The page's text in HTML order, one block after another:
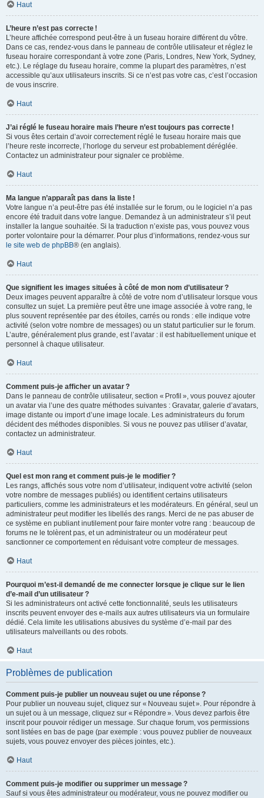
Haut
L’heure n’est pas correcte !
L’heure affichée correspond peut-être à un fuseau horaire différent du vôtre.
Dans ce cas, rendez-vous dans le panneau de contrôle utilisateur et réglez le
fuseau horaire correspondant à votre zone (Paris, Londres, New York, Sydney,
etc.). Le réglage du fuseau horaire, comme la plupart des paramètres, n’est
accessible qu’aux utilisateurs inscrits. Si ce n’est pas votre cas, c’est l’occasion
de vous inscrire.
Haut
J’ai réglé le fuseau horaire mais l’heure n’est toujours pas correcte !
Si vous êtes certain d’avoir correctement réglé le fuseau horaire mais que
l’heure reste incorrecte, l’horloge du serveur est probablement déréglée.
Contactez un administrateur pour signaler ce problème.
Haut
Ma langue n’apparaît pas dans la liste !
Votre langue n’a peut-être pas été installée sur le forum, ou le logiciel n’a pas
encore été traduit dans votre langue. Demandez à un administrateur s’il peut
installer la langue souhaitée. Si la traduction n’existe pas, vous pouvez vous
porter volontaire pour la démarrer. Pour plus d’informations, rendez-vous sur
le site web de phpBB® (en anglais).
Haut
Que signifient les images situées à côté de mon nom d’utilisateur ?
Deux images peuvent apparaître à côté de votre nom d’utilisateur lorsque vous
consultez un sujet. La première peut être une image associée à votre rang, le
plus souvent représentée par des étoiles, carrés ou ronds : elle indique votre
activité (selon votre nombre de messages) ou un statut particulier sur le forum.
L’autre, généralement plus grande, est l’avatar : il est habituellement unique et
personnel à chaque utilisateur.
Haut
Comment puis-je afficher un avatar ?
Dans le panneau de contrôle utilisateur, section « Profil », vous pouvez ajouter
un avatar via l’une des quatre méthodes suivantes : Gravatar, galerie d’avatars,
image distante ou import d’une image locale. Les administrateurs du forum
décident des méthodes disponibles. Si vous ne pouvez pas utiliser d’avatar,
contactez un administrateur.
Haut
Quel est mon rang et comment puis-je le modifier ?
Les rangs, affichés sous votre nom d’utilisateur, indiquent votre activité (selon
votre nombre de messages publiés) ou identifient certains utilisateurs
particuliers, comme les administrateurs et les modérateurs. En général, seul un
administrateur peut modifier les libellés des rangs. Merci de ne pas abuser de
ce système en publiant inutilement pour faire monter votre rang : beaucoup de
forums ne le tolèrent pas, et un administrateur ou un modérateur peut
sanctionner ce comportement en réduisant votre compteur de messages.
Haut
Pourquoi m’est-il demandé de me connecter lorsque je clique sur le lien
d’e-mail d’un utilisateur ?
Si les administrateurs ont activé cette fonctionnalité, seuls les utilisateurs
inscrits peuvent envoyer des e-mails aux autres utilisateurs via un formulaire
dédié. Cela limite les utilisations abusives du système d’e-mail par des
utilisateurs malveillants ou des robots.
Haut
Problèmes de publication
Comment puis-je publier un nouveau sujet ou une réponse ?
Pour publier un nouveau sujet, cliquez sur « Nouveau sujet ». Pour répondre à
un sujet ou à un message, cliquez sur « Répondre ». Vous devez parfois être
inscrit pour pouvoir rédiger un message. Sur chaque forum, vos permissions
sont listées en bas de page (par exemple : vous pouvez publier de nouveaux
sujets, vous pouvez envoyer des pièces jointes, etc.).
Haut
Comment puis-je modifier ou supprimer un message ?
Sauf si vous êtes administrateur ou modérateur, vous ne pouvez modifier ou